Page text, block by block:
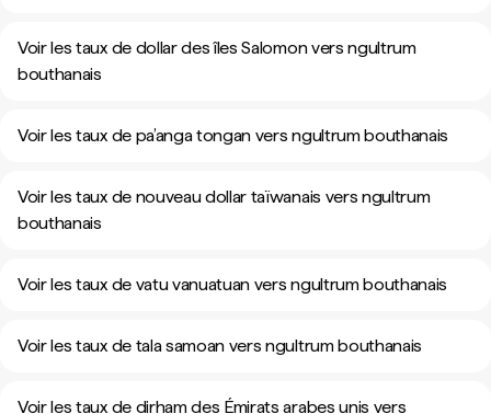
Voir les taux de dollar des îles Salomon vers ngultrum
bouthanais
Voir les taux de pa’anga tongan vers ngultrum bouthanais
Voir les taux de nouveau dollar taïwanais vers ngultrum
bouthanais
Voir les taux de vatu vanuatuan vers ngultrum bouthanais
Voir les taux de tala samoan vers ngultrum bouthanais
Voir les taux de dirham des Émirats arabes unis vers